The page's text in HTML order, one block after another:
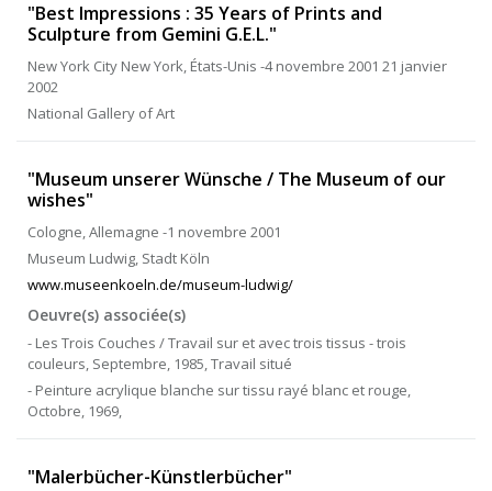
"Best Impressions : 35 Years of Prints and
Sculpture from Gemini G.E.L."
New York City New York, États-Unis -4 novembre 2001 21 janvier
2002
National Gallery of Art
"Museum unserer Wünsche / The Museum of our
wishes"
Cologne, Allemagne -1 novembre 2001
Museum Ludwig, Stadt Köln
www.museenkoeln.de/museum-ludwig/
Oeuvre(s) associée(s)
- Les Trois Couches / Travail sur et avec trois tissus - trois
couleurs, Septembre, 1985, Travail situé
- Peinture acrylique blanche sur tissu rayé blanc et rouge,
Octobre, 1969,
"Malerbücher-Künstlerbücher"